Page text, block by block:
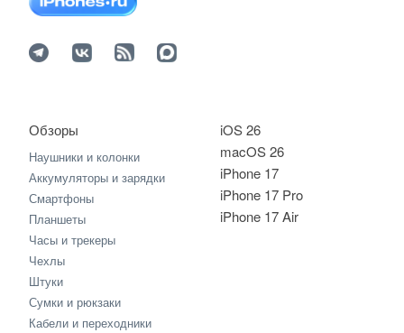
iOS 26
macOS 26
iPhone 17
iPhone 17 Pro
iPhone 17 Air
Обзоры
Наушники и колонки
Аккумуляторы и зарядки
Смартфоны
Планшеты
Часы и трекеры
Чехлы
Штуки
Сумки и рюкзаки
Кабели и переходники